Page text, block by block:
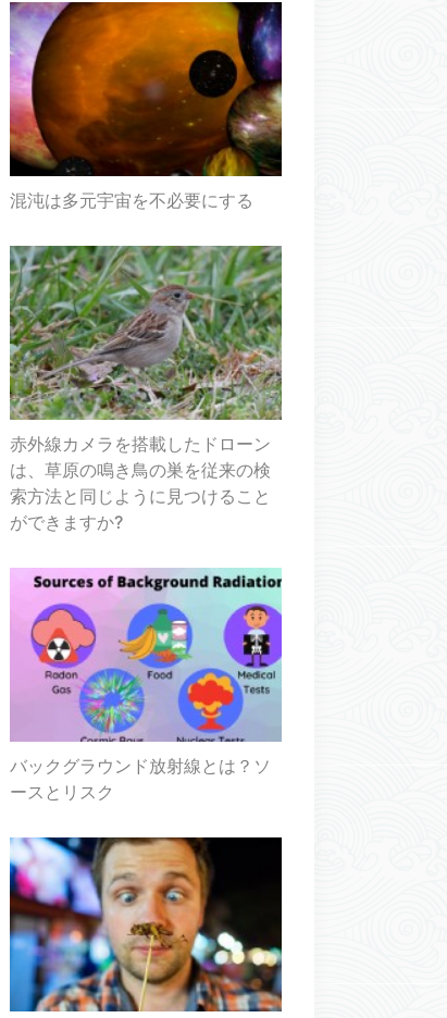
混沌は多元宇宙を不必要にする
赤外線カメラを搭載したドローン
は、草原の鳴き鳥の巣を従来の検
索方法と同じように見つけること
ができますか?
バックグラウンド放射線とは？ソ
ースとリスク